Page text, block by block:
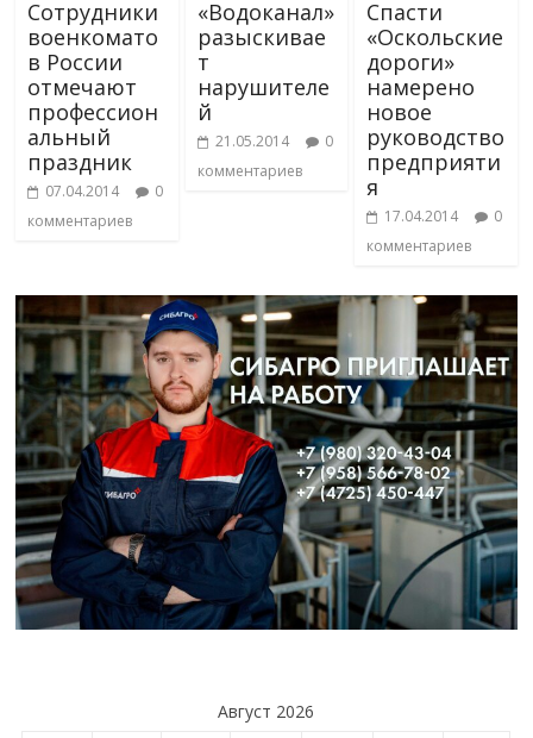
Сотрудники
военкомато
в России
отмечают
профессион
альный
праздник
07.04.2014
0
комментариев
«Водоканал»
разыскивае
т
нарушителе
й
21.05.2014
0
комментариев
Спасти
«Оскольские
дороги»
намерено
новое
руководство
предприяти
я
17.04.2014
0
комментариев
Август 2026